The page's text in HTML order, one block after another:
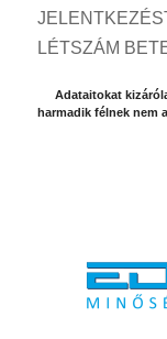
LÉTSZÁM
Adataitokat
harmadik félnek nem